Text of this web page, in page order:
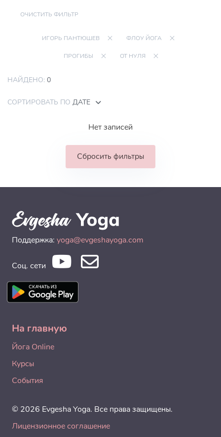
ОЧИСТИТЬ ФИЛЬТР
ИГОРЬ ПАНТЮШЕВ ФЛОУ ЙОГА
ПРОГИБЫ ОТ НУЛЯ
НАЙДЕНО: 0
СОРТИРОВАТЬ ПО ДАТЕ
Нет записей
Сбросить фильтры
Поддержка: yoga@evgeshayoga.com
Соц. сети
На главную
Йога Online
Курсы
События
© 2026 Evgesha Yoga. Все права защищены.
Лицензионное соглашение